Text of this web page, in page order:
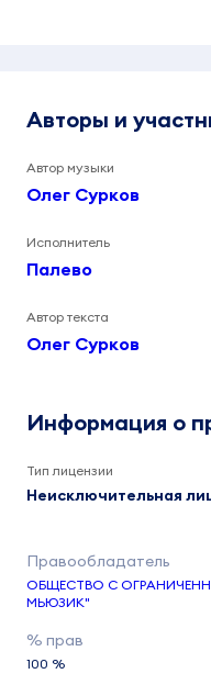
Авторы и
Автор музыки
Олег Сурков
Исполнитель
Палево
Автор текста
Олег Сурков
Информация о
Тип лицензии
Неисключительная
ОБЩЕСТВО С
МЬЮЗИК"
100 %